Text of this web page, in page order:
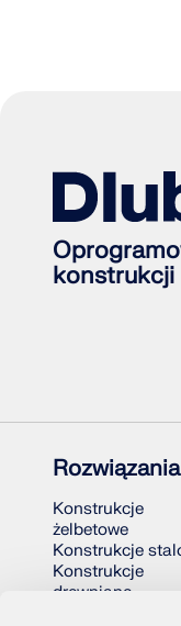
konstrukcji
Rozwiązania
Konstrukcje
żelbetowe
Konstrukcje
Konstrukcje
drewniane